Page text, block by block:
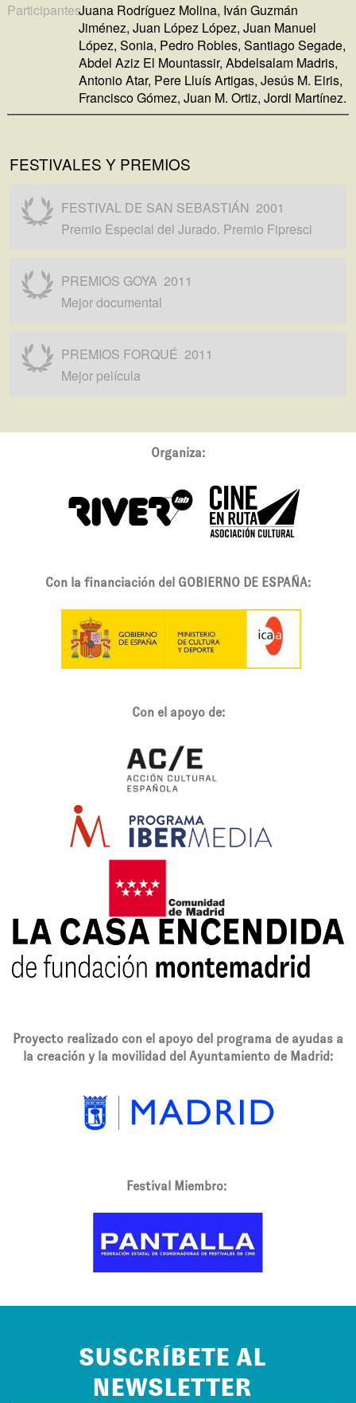
ParticipantesJuana Rodríguez Molina, Iván Guzmán
Jiménez, Juan López López, Juan Manuel
López, Sonia, Pedro Robles, Santiago Segade,
Abdel Aziz El Mountassir, Abdelsalam Madris,
Antonio Atar, Pere Lluís Artigas, Jesús M. Eiris,
Francisco Gómez, Juan M. Ortiz, Jordi Martínez.
FESTIVALES Y PREMIOS
FESTIVAL DE SAN SEBASTIÁN 2001
Premio Especial del Jurado. Premio Fipresci
PREMIOS GOYA 2011
Mejor documental
PREMIOS FORQUÉ 2011
Mejor película
Organiza:
Con la financiación del GOBIERNO DE ESPAÑA:
Con el apoyo de:
Proyecto realizado con el apoyo del programa de ayudas a
la creación y la movilidad del Ayuntamiento de Madrid:
Festival Miembro:
SUSCRÍBETE AL
NEWSLETTER